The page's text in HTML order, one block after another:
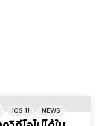
IOS 11 NEWS